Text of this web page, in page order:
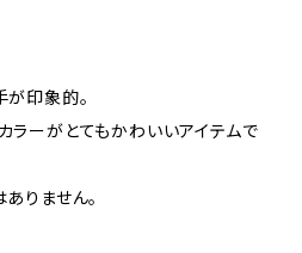
印象的。
ーがとてもかわいいアイテムで
りません。